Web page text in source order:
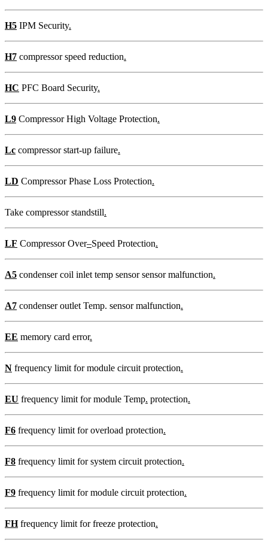
H5 IPM Security.
H7 compressor speed reduction.
HC PFC Board Security.
L9 Compressor High Voltage Protection.
Lc compressor start-up failure.
LD Compressor Phase Loss Protection.
Take compressor standstill.
LF Compressor Over–Speed ​​Protection.
A5 condenser coil inlet temp sensor sensor malfunction.
A7 condenser outlet Temp. sensor malfunction.
EE memory card error.
N frequency limit for module circuit protection.
EU frequency limit for module Temp. protection.
F6 frequency limit for overload protection.
F8 frequency limit for system circuit protection.
F9 frequency limit for module circuit protection.
FH frequency limit for freeze protection.